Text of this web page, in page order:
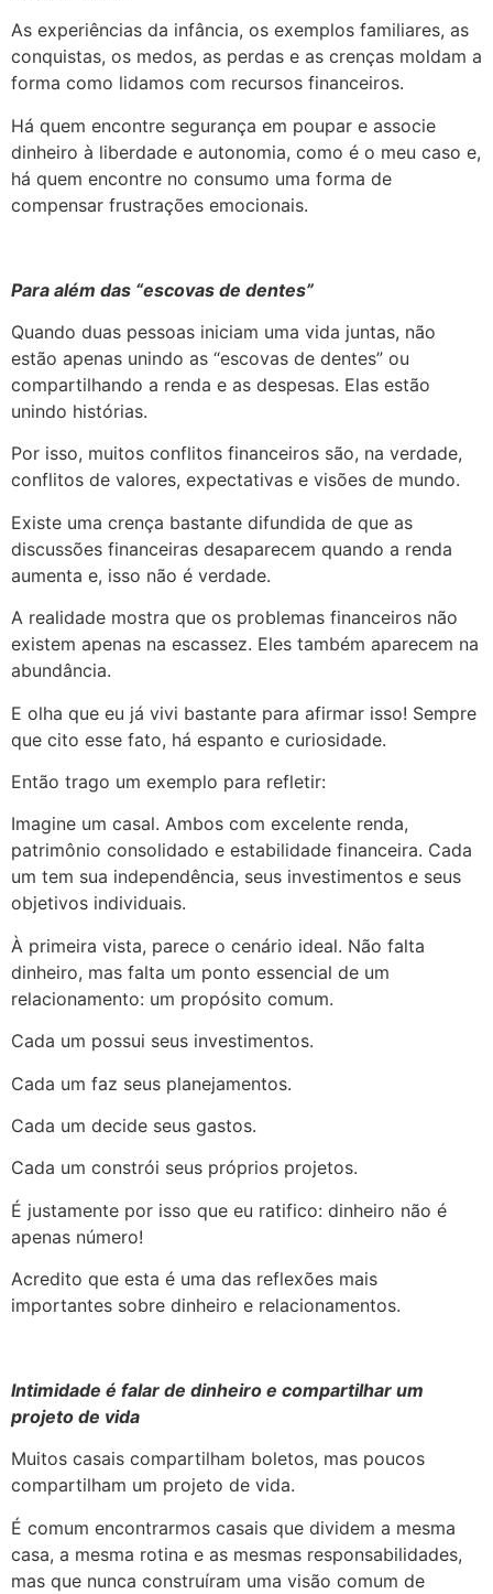
As experiências da infância, os exemplos familiares, as
conquistas, os medos, as perdas e as crenças moldam a
forma como lidamos com recursos financeiros.
Há quem encontre segurança em poupar e associe
dinheiro à liberdade e autonomia, como é o meu caso e,
há quem encontre no consumo uma forma de
compensar frustrações emocionais.
Para além das “escovas de dentes”
Quando duas pessoas iniciam uma vida juntas, não
estão apenas unindo as “escovas de dentes” ou
compartilhando a renda e as despesas. Elas estão
unindo histórias.
Por isso, muitos conflitos financeiros são, na verdade,
conflitos de valores, expectativas e visões de mundo.
Existe uma crença bastante difundida de que as
discussões financeiras desaparecem quando a renda
aumenta e, isso não é verdade.
A realidade mostra que os problemas financeiros não
existem apenas na escassez. Eles também aparecem na
abundância.
E olha que eu já vivi bastante para afirmar isso! Sempre
que cito esse fato, há espanto e curiosidade.
Então trago um exemplo para refletir:
Imagine um casal. Ambos com excelente renda,
patrimônio consolidado e estabilidade financeira. Cada
um tem sua independência, seus investimentos e seus
objetivos individuais.
À primeira vista, parece o cenário ideal. Não falta
dinheiro, mas falta um ponto essencial de um
relacionamento: um propósito comum.
Cada um possui seus investimentos.
Cada um faz seus planejamentos.
Cada um decide seus gastos.
Cada um constrói seus próprios projetos.
É justamente por isso que eu ratifico: dinheiro não é
apenas número!
Acredito que esta é uma das reflexões mais
importantes sobre dinheiro e relacionamentos.
Intimidade é falar de dinheiro e compartilhar um
projeto de vida
Muitos casais compartilham boletos, mas poucos
compartilham um projeto de vida.
É comum encontrarmos casais que dividem a mesma
casa, a mesma rotina e as mesmas responsabilidades,
mas que nunca construíram uma visão comum de